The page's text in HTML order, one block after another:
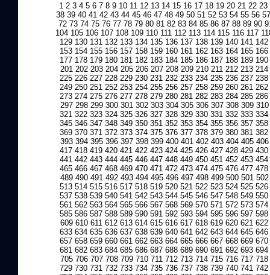
1 2 3 4 5 6 7 8 9 10 11 12 13 14 15 16 17 18 19 20 21 22 23
38 39 40 41 42 43 44 45 46 47 48 49 50 51 52 53 54 55 56
72 73 74 75 76 77 78 79 80 81 82 83 84 85 86 87 88 89 90
104 105 106 107 108 109 110 111 112 113 114 115 116 117
129 130 131 132 133 134 135 136 137 138 139 140 141 142
153 154 155 156 157 158 159 160 161 162 163 164 165 166
177 178 179 180 181 182 183 184 185 186 187 188 189 190
201 202 203 204 205 206 207 208 209 210 211 212 213 214
225 226 227 228 229 230 231 232 233 234 235 236 237 238
249 250 251 252 253 254 255 256 257 258 259 260 261 262
273 274 275 276 277 278 279 280 281 282 283 284 285 286
297 298 299 300 301 302 303 304 305 306 307 308 309 310
321 322 323 324 325 326 327 328 329 330 331 332 333 334
345 346 347 348 349 350 351 352 353 354 355 356 357 358
369 370 371 372 373 374 375 376 377 378 379 380 381 382
393 394 395 396 397 398 399 400 401 402 403 404 405 406
417 418 419 420 421 422 423 424 425 426 427 428 429 430
441 442 443 444 445 446 447 448 449 450 451 452 453 454
465 466 467 468 469 470 471 472 473 474 475 476 477 478
489 490 491 492 493 494 495 496 497 498 499 500 501 502
513 514 515 516 517 518 519 520 521 522 523 524 525 526
537 538 539 540 541 542 543 544 545 546 547 548 549 550
561 562 563 564 565 566 567 568 569 570 571 572 573 574
585 586 587 588 589 590 591 592 593 594 595 596 597 598
609 610 611 612 613 614 615 616 617 618 619 620 621 622
633 634 635 636 637 638 639 640 641 642 643 644 645 646
657 658 659 660 661 662 663 664 665 666 667 668 669 670
681 682 683 684 685 686 687 688 689 690 691 692 693 694
705 706 707 708 709 710 711 712 713 714 715 716 717 718
729 730 731 732 733 734 735 736 737 738 739 740 741 742